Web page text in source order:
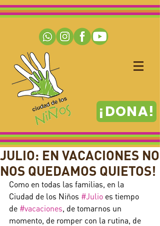
¡DONA!
JULIO: EN VACACIONES NO
NOS QUEDAMOS QUIETOS!
Como en todas las familias, en la
Ciudad de los Niños #Julio es tiempo
de #vacaciones, de tomarnos un
momento, de romper con la rutina, de